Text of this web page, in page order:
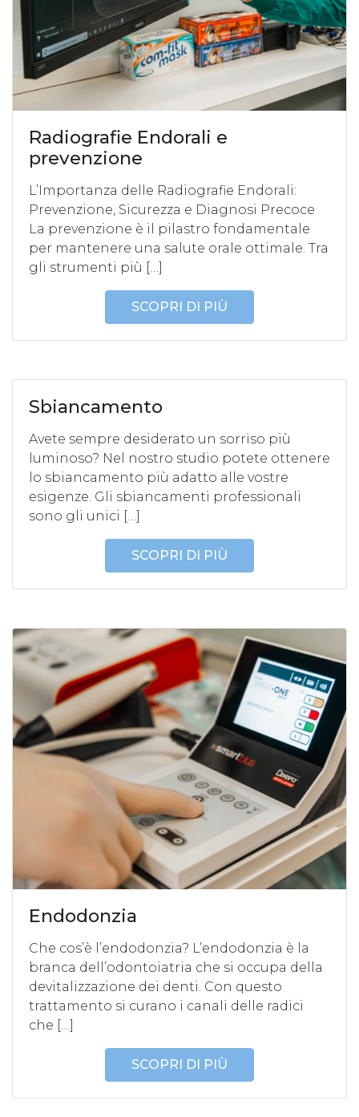
Radiografie Endorali e
prevenzione
L’Importanza delle Radiografie Endorali:
Prevenzione, Sicurezza e Diagnosi Precoce
La prevenzione è il pilastro fondamentale
per mantenere una salute orale ottimale. Tra
gli strumenti più […]
SCOPRI DI PIÙ
Sbiancamento
Avete sempre desiderato un sorriso più
luminoso? Nel nostro studio potete ottenere
lo sbiancamento più adatto alle vostre
esigenze. Gli sbiancamenti professionali
sono gli unici […]
SCOPRI DI PIÙ
Endodonzia
Che cos’è l’endodonzia? L’endodonzia è la
branca dell’odontoiatria che si occupa della
devitalizzazione dei denti. Con questo
trattamento si curano i canali delle radici
che […]
SCOPRI DI PIÙ